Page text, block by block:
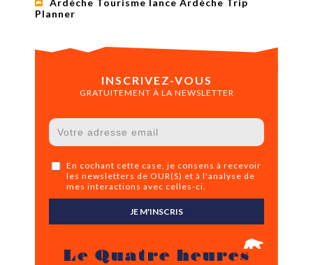
Ardèche Tourisme lance Ardèche Trip
Planner
INSCRIVEZ-VOUS
GRATUITEMENT À LA NEWSLETTER
En cochant cette case, je consens à recevoir
les newsletters de OUR(S) et à l'analyse de
mes interactions avec celles-ci.
JE M'INSCRIS
Le Quatre heures